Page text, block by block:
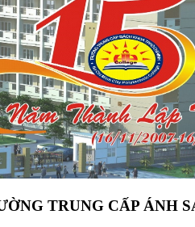
TRUNG CẤP ÁNH